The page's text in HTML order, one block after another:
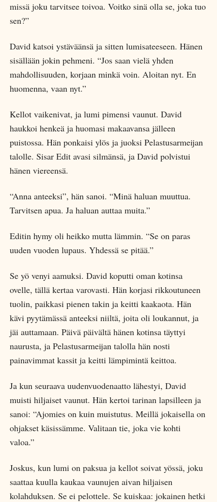
missä joku tarvitsee toivoa. Voitko sinä olla se, joka tuo
sen?”
David katsoi ystäväänsä ja sitten lumisateeseen. Hänen
sisällään jokin pehmeni. “Jos saan vielä yhden
mahdollisuuden, korjaan minkä voin. Aloitan nyt. En
huomenna, vaan nyt.”
Kellot vaikenivat, ja lumi pimensi vaunut. David
haukkoi henkeä ja huomasi makaavansa jälleen
puistossa. Hän ponkaisi ylös ja juoksi Pelastusarmeijan
talolle. Sisar Edit avasi silmänsä, ja David polvistui
hänen viereensä.
“Anna anteeksi”, hän sanoi. “Minä haluan muuttua.
Tarvitsen apua. Ja haluan auttaa muita.”
Editin hymy oli heikko mutta lämmin. “Se on paras
uuden vuoden lupaus. Yhdessä se pitää.”
Se yö venyi aamuksi. David koputti oman kotinsa
ovelle, tällä kertaa varovasti. Hän korjasi rikkoutuneen
tuolin, paikkasi pienen takin ja keitti kaakaota. Hän
kävi pyytämässä anteeksi niiltä, joita oli loukannut, ja
jäi auttamaan. Päivä päivältä hänen kotinsa täyttyi
naurusta, ja Pelastusarmeijan talolla hän nosti
painavimmat kassit ja keitti lämpimintä keittoa.
Ja kun seuraava uudenvuodenaatto lähestyi, David
muisti hiljaiset vaunut. Hän kertoi tarinan lapsilleen ja
sanoi: “Ajomies on kuin muistutus. Meillä jokaisella on
ohjakset käsissämme. Valitaan tie, joka vie kohti
valoa.”
Joskus, kun lumi on paksua ja kellot soivat yössä, joku
saattaa kuulla kaukaa vaunujen aivan hiljaisen
kolahduksen. Se ei pelottele. Se kuiskaa: jokainen hetki